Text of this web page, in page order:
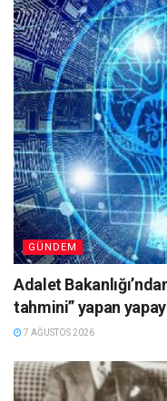
GÜNDEM
Adalet
tahmini” yapan
7 AĞUSTOS 2026